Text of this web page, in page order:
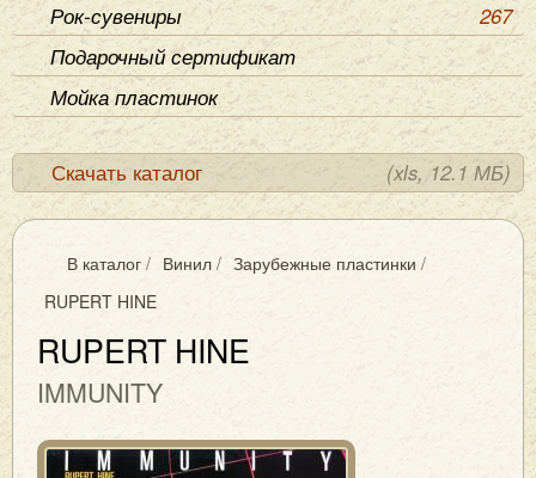
Рок-сувениры
267
Подарочный сертификат
Мойка пластинок
Скачать каталог (xls, 12.1 МБ)
В каталог / Винил / Зарубежные пластинки /
RUPERT HINE
RUPERT HINE
IMMUNITY